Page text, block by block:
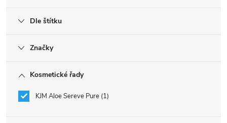
Dle štítku
Značky
Kosmetické řady
KJM Aloe Sereve Pure 1